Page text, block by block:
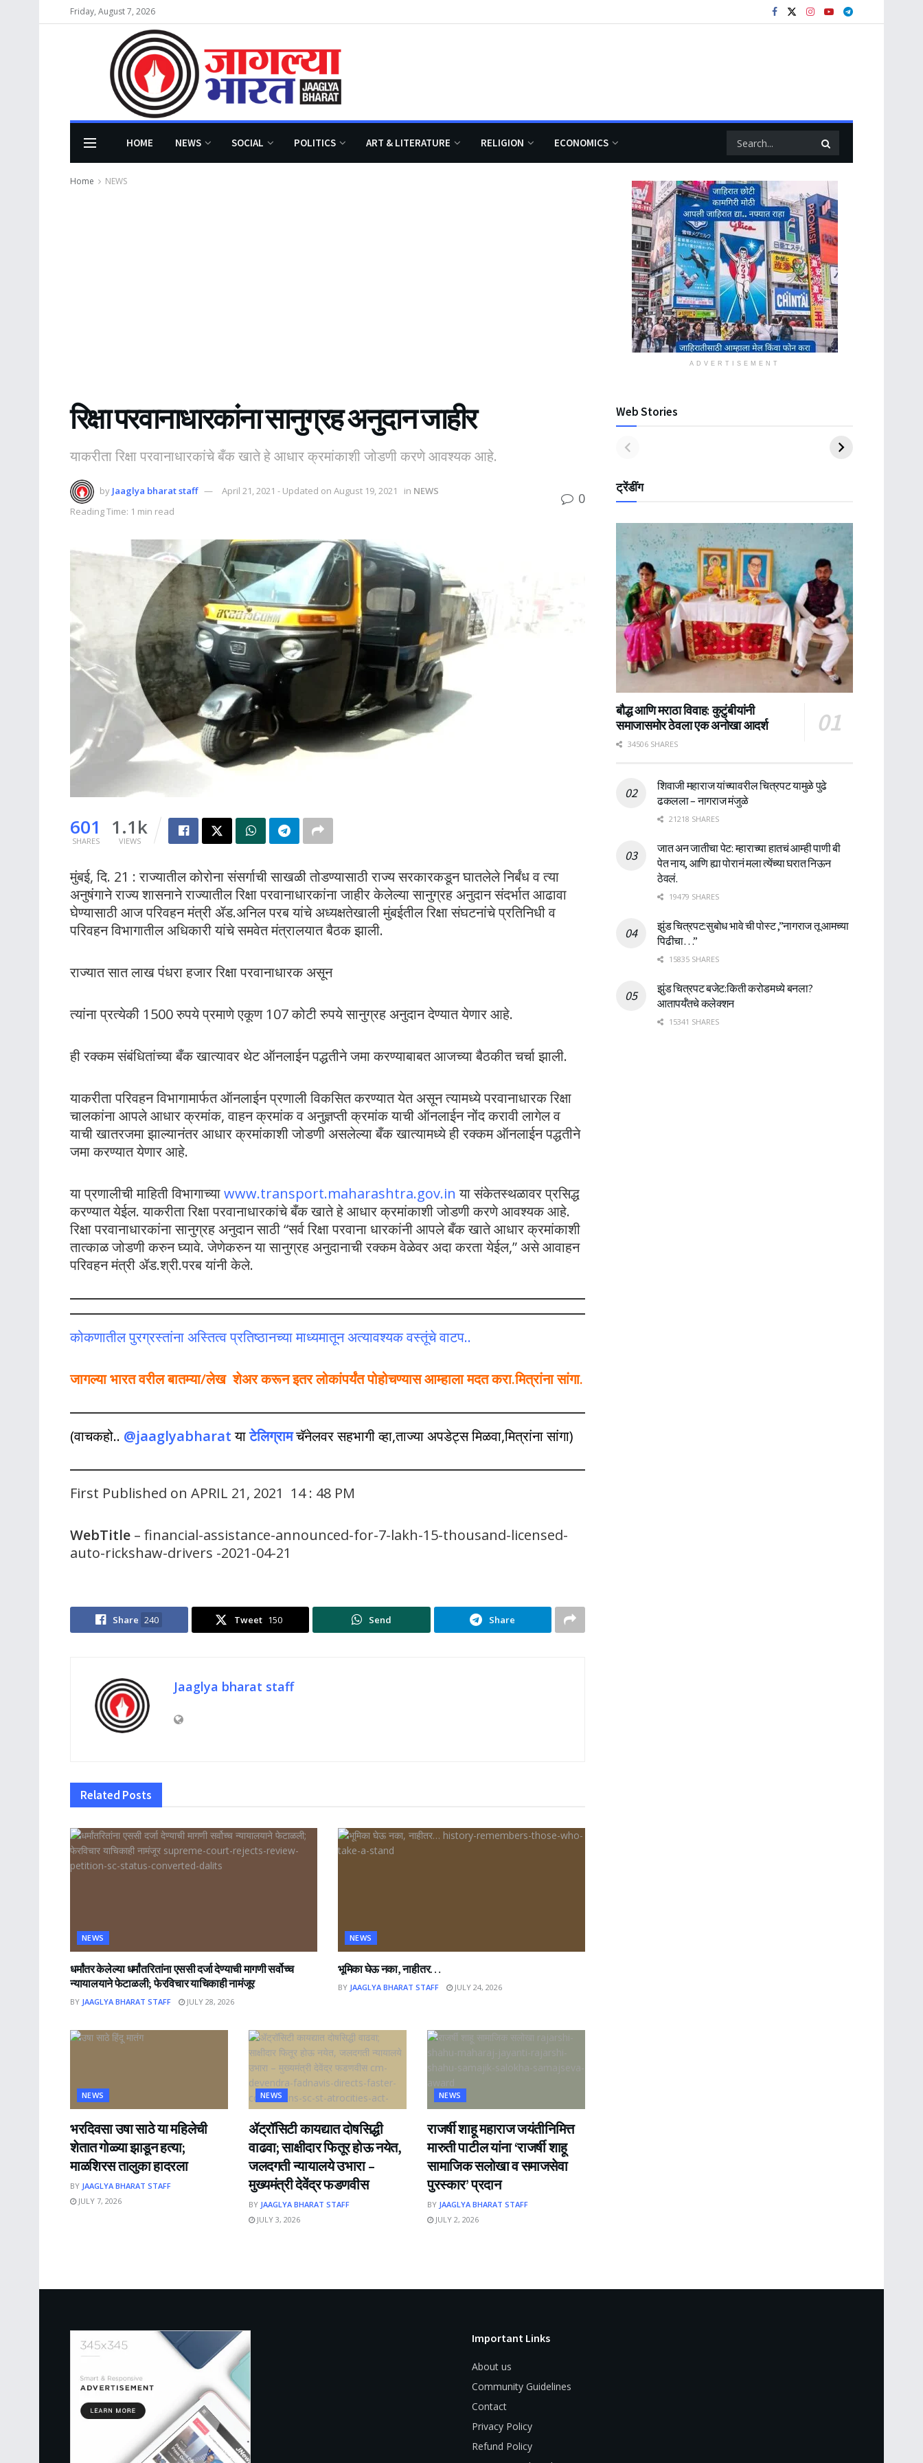
Friday, August 7, 2026
HOME NEWS SOCIAL POLITICS ART & LITERATURE RELIGION ECONOMICS
Home NEWS
रिक्षा परवानाधारकांना सानुग्रह अनुदान जाहीर
याकरीता रिक्षा परवानाधारकांचे बँक खाते हे आधार क्रमांकाशी जोडणी करणे आवश्यक आहे.
by Jaaglya bharat staff April 21, 2021 - Updated on August 19, 2021 in NEWS
Reading Time: 1 min read
0
601
SHARES
1.1k
VIEWS
मुंबई, दि. 21 : राज्यातील कोरोना संसर्गाची साखळी तोडण्यासाठी राज्य सरकारकडून घातलेले निर्बंध व त्या
अनुषंगाने राज्य शासनाने राज्यातील रिक्षा परवानाधारकांना जाहीर केलेल्या सानुग्रह अनुदान संदर्भात आढावा
घेण्यासाठी आज परिवहन मंत्री ॲड.अनिल परब यांचे अध्यक्षतेखाली मुंबईतील रिक्षा संघटनांचे प्रतिनिधी व
परिवहन विभागातील अधिकारी यांचे समवेत मंत्रालयात बैठक झाली.
राज्यात सात लाख पंधरा हजार रिक्षा परवानाधारक असून
त्यांना प्रत्येकी 1500 रुपये प्रमाणे एकूण 107 कोटी रुपये सानुग्रह अनुदान देण्यात येणार आहे.
ही रक्कम संबंधितांच्या बँक खात्यावर थेट ऑनलाईन पद्धतीने जमा करण्याबाबत आजच्या बैठकीत चर्चा झाली.
याकरीता परिवहन विभागामार्फत ऑनलाईन प्रणाली विकसित करण्यात येत असून त्यामध्ये परवानाधारक रिक्षा
चालकांना आपले आधार क्रमांक, वाहन क्रमांक व अनुज्ञप्ती क्रमांक याची ऑनलाईन नोंद करावी लागेल व
याची खातरजमा झाल्यानंतर आधार क्रमांकाशी जोडणी असलेल्या बँक खात्यामध्ये ही रक्कम ऑनलाईन पद्धतीने
जमा करण्यात येणार आहे.
या प्रणालीची माहिती विभागाच्याwww.transport.maharashtra.gov.in या संकेतस्थळावर प्रसिद्ध
करण्यात येईल. याकरीता रिक्षा परवानाधारकांचे बँक खाते हे आधार क्रमांकाशी जोडणी करणे आवश्यक आहे.
रिक्षा परवानाधारकांना सानुग्रह अनुदान साठी “सर्व रिक्षा परवाना धारकांनी आपले बँक खाते आधार क्रमांकाशी
तात्काळ जोडणी करुन घ्यावे. जेणेकरुन या सानुग्रह अनुदानाची रक्कम वेळेवर अदा करता येईल,” असे आवाहन
परिवहन मंत्री ॲड.श्री.परब यांनी केले.
कोकणातील पुरग्रस्तांना अस्तित्व प्रतिष्ठानच्या माध्यमातून अत्यावश्यक वस्तूंचे वाटप..
जागल्या भारत वरील बातम्या/लेख शेअर करून इतर लोकांपर्यंत पोहोचण्यास आम्हाला मदत करा.मित्रांना सांगा.
(वाचकहो.. @jaaglyabharat याटेलिग्रामचॅनेलवर सहभागी व्हा,ताज्या अपडेट्स मिळवा,मित्रांना सांगा)
First Published on APRIL 21, 2021 14 : 48 PM
WebTitle – financial-assistance-announced-for-7-lakh-15-thousand-licensed-
auto-rickshaw-drivers -2021-04-21
Share 240 Tweet 150 Send Share
Jaaglya bharat staff
Related Posts
NEWS
धर्मांतर केलेल्या धर्मांतरितांना एससी दर्जा देण्याची मागणी सर्वोच्च
न्यायालयाने फेटाळली; फेरविचार याचिकाही नामंजूर
BY JAAGLYA BHARAT STAFF JULY 28, 2026
NEWS
भूमिका घेऊ नका, नाहीतर…
BY JAAGLYA BHARAT STAFF JULY 24, 2026
NEWS
भरदिवसा उषा साठे या महिलेची
शेतात गोळ्या झाडून हत्या;
माळशिरस तालुका हादरला
BY JAAGLYA BHARAT STAFF
JULY 7, 2026
NEWS
ॲट्रॉसिटी कायद्यात दोषसिद्धी
वाढवा; साक्षीदार फितूर होऊ नयेत,
जलदगती न्यायालये उभारा –
मुख्यमंत्री देवेंद्र फडणवीस
BY JAAGLYA BHARAT STAFF
JULY 3, 2026
NEWS
राजर्षी शाहू महाराज जयंतीनिमित्त
मारुती पाटील यांना ‘राजर्षी शाहू
सामाजिक सलोखा व समाजसेवा
पुरस्कार’ प्रदान
BY JAAGLYA BHARAT STAFF
JULY 2, 2026
ADVERTISEMENT
Web Stories
ट्रेंडींग
बौद्ध आणि मराठा विवाह: कुटुंबीयांनी
समाजासमोर ठेवला एक अनोखा आदर्श
34506 SHARES
शिवाजी महाराज यांच्यावरील चित्रपट यामुळे पुढे
ढकलला – नागराज मंजुळे
21218 SHARES
जात अन जातीचा पेट: म्हाराच्या हातचं आम्ही पाणी बी
पेत नाय, आणि ह्या पोरानं मला त्येंच्या घरात निऊन
ठेवलं.
19479 SHARES
झुंड चित्रपट:सुबोध भावे ची पोस्ट ,”नागराज तू आमच्या
पिढीचा…”
15835 SHARES
झुंड चित्रपट बजेट:किती करोडमध्ये बनला?
आतापर्यँतचे कलेक्शन
15341 SHARES
Important Links
About us
Community Guidelines
Contact
Privacy Policy
Refund Policy